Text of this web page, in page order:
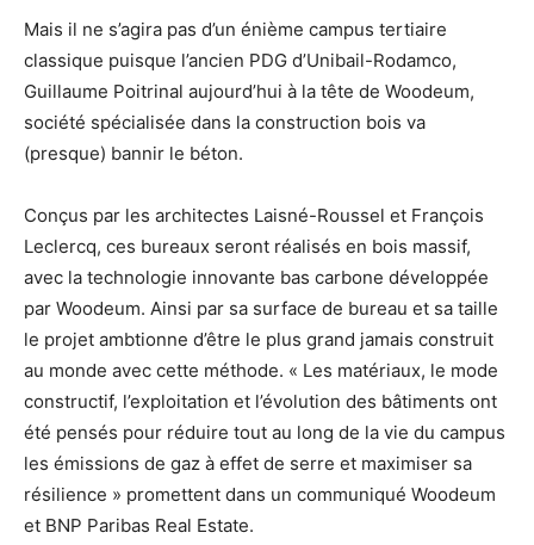
Mais il ne s’agira pas d’un énième campus tertiaire
classique puisque l’ancien PDG d’Unibail-Rodamco,
Guillaume Poitrinal aujourd’hui à la tête de Woodeum,
société spécialisée dans la construction bois va
(presque) bannir le béton.
Conçus par les architectes Laisné-Roussel et François
Leclercq, ces bureaux seront réalisés en bois massif,
avec la technologie innovante bas carbone développée
par Woodeum. Ainsi par sa surface de bureau et sa taille
le projet ambtionne d’être le plus grand jamais construit
au monde avec cette méthode. « Les matériaux, le mode
constructif, l’exploitation et l’évolution des bâtiments ont
été pensés pour réduire tout au long de la vie du campus
les émissions de gaz à effet de serre et maximiser sa
résilience » promettent dans un communiqué Woodeum
et BNP Paribas Real Estate.